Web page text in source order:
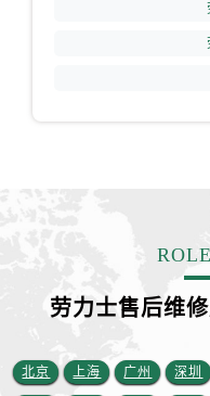
劳力士售后维
北京 上海 广州 深圳